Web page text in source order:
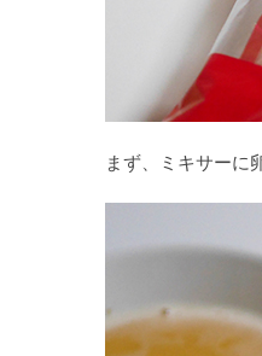
まず、ミキサーに